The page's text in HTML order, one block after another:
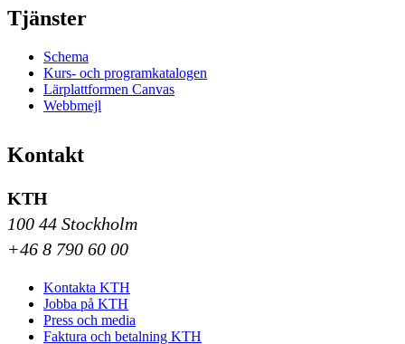
Tjänster
Schema
Kurs- och programkatalogen
Lärplattformen Canvas
Webbmejl
Kontakt
KTH
100 44 Stockholm
+46 8 790 60 00
Kontakta KTH
Jobba på KTH
Press och media
Faktura och betalning KTH